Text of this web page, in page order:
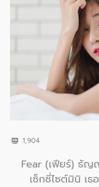
1,904
Fear (เฟียร์) ธั
เซ็กซี่ไซต์มินิ เ